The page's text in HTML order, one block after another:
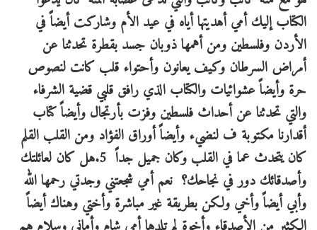
الكتاب إليك أمي أهديتها أياه في عيد الأم وشاركت أيضاً في
الأردن وفلسطين ومن أهمها ذوبان جسد بقطرة تحدثنا عن
أمراض السرطان وكيف يعانون وأحتواء قلب كانت لنصوص
حرة وأيضاً عشوائيات والكتاب الذي رافق قلبي قضية الشرفاء
والتي تحدثنا عن أحداث فلسطين وفزت بأرتجال وأيضاً كتاب
أقدارنا مكتوبة ف لنضيء وأيضاً أوراق الفؤاد ومن القلب القلم
كان يتحدث عما في القلب وكان جميل جداً 5.هل كان لعائلتك
وأصدقائك دور في نجاحك؟ نعم أمي شجعتني وجدتي رحمها الله
وأبي أيضاً وأخي ولكن بطريقة غير مباشرة وأختي وهناك أيضاً